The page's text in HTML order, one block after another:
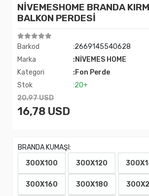
NİVEMESHOME BRANDA
BALKON PERDESİ
Barkod
:2669145540628
Marka
:NİVEMES HOME
Kategori
:Fon Perde
Stok
:20+
20,97 USD
16,78 USD
BRANDA KUMAŞI:
300X100
300X120
300X160 300X180